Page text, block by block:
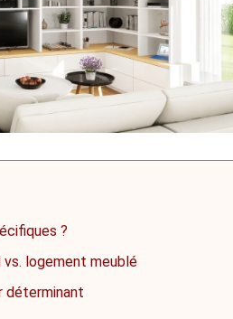
?
logement meublé
déterminant